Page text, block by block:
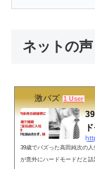
ネットの声
激バズ 1 User
39歳でバズった高田純次の
が意外にハードモードだと